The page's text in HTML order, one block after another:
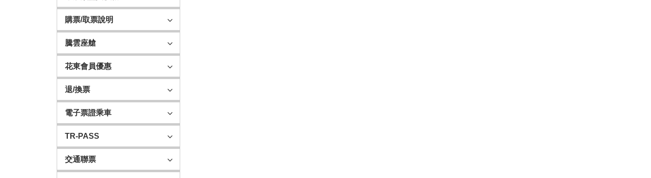
購票/取票說明
騰雲座艙
花東會員優惠
退/換票
電子票證乘車
TR-PASS
交通聯票